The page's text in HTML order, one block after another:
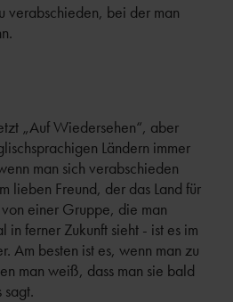
verabschieden, bei der man
„Auf Wiedersehen“, aber
Ländern immer
man sich verabschieden
lieben Freund, der das Land für
einer Gruppe, die man
ferner Zukunft sieht - ist es im
Am besten ist es, wenn man zu
man weiß, dass man sie bald